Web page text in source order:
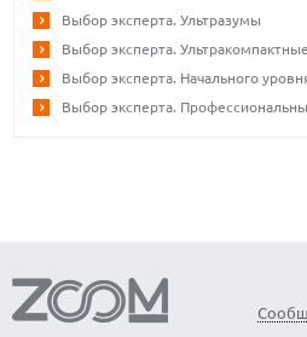
Выбор эксперта. Ультразумы
Выбор эксперта. Ультракомпактные
Выбор эксперта. Начального
Выбор эксперта.